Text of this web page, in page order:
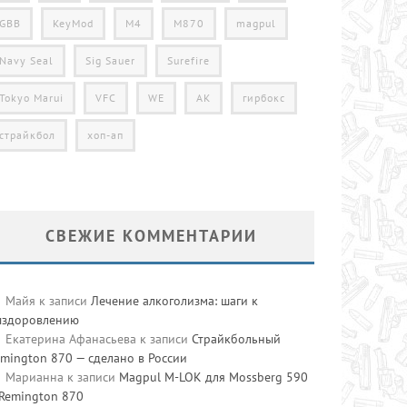
GBB KeyMod M4 M870 magpul
Navy Seal Sig Sauer Surefire
Tokyo Marui VFC WE АК гирбокс
страйкбол хоп-ап
СВЕЖИЕ КОММЕНТАРИИ
Майя к записи Лечение алкоголизма: шаги к
Екатерина Афанасьева к записи Страйкбольный
870 — сделано в России
Марианна к записи Magpul M-LOK для Mossberg 590
870